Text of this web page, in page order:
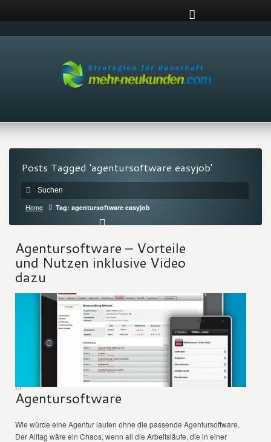
Posts Tagged 'agentursoftware easyjob'
Home Tag: agentursoftware easyjob
Agentursoftware – Vorteile
und Nutzen inklusive Video
dazu
Agentursoftware
Wie würde eine Agentur laufen ohne die passende Agentursoftware.
Der Alltag wäre ein Chaos, wenn all die Arbeitsläufe, die in einer